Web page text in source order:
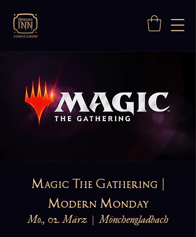
Magic The Gathering |
Modern Monday
Mo., 02. März
  |
Mönchengladbach